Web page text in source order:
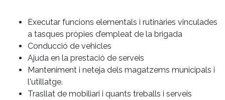
Executar funcions elementals i rutinàries vinculades
a tasques pròpies d’empleat de la brigada
Conducció de vehicles
Ajuda en la prestació de serveis
Manteniment i neteja dels magatzems municipals i
l'utillatge.
Trasllat de mobiliari i quants treballs i serveis